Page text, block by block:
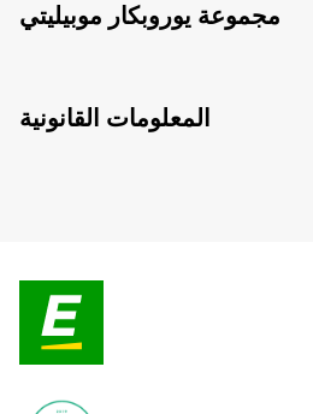
مجموعة يوروبكار موبيليتي
المعلومات القانونية